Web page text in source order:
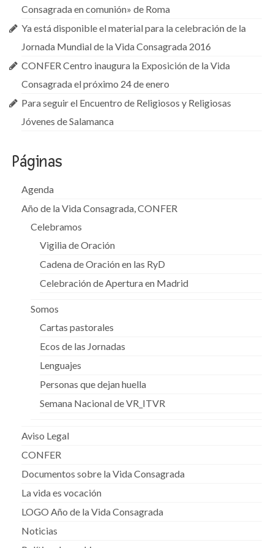
Consagrada en comunión» de Roma
Ya está disponible el material para la celebración de la
Jornada Mundial de la Vida Consagrada 2016
CONFER Centro inaugura la Exposición de la Vida
Consagrada el próximo 24 de enero
Para seguir el Encuentro de Religiosos y Religiosas
Jóvenes de Salamanca
Páginas
Agenda
Año de la Vida Consagrada, CONFER
Celebramos
Vigilia de Oración
Cadena de Oración en las RyD
Celebración de Apertura en Madrid
Somos
Cartas pastorales
Ecos de las Jornadas
Lenguajes
Personas que dejan huella
Semana Nacional de VR_ITVR
Aviso Legal
CONFER
Documentos sobre la Vida Consagrada
La vida es vocación
LOGO Año de la Vida Consagrada
Noticias